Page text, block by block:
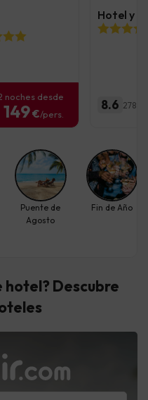
noches desde
149€/pers.
Hotel y
8.6 278
Puente de
Agosto
Fin de Año
hotel? Descubre